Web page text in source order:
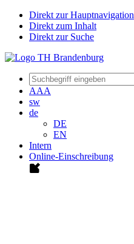
Direkt zur Hauptnavigation
Direkt zum Inhalt
Direkt zur Suche
AAA
sw
de
DE
EN
Intern
Online-Einschreibung